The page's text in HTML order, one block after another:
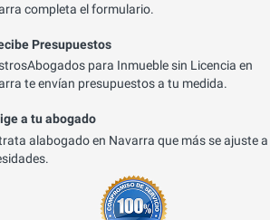
completa el formulario.
Presupuestos
para Inmueble sin Licencia en
te envían presupuestos a tu medida.
a tu abogado
alabogado en Navarra que más se ajuste